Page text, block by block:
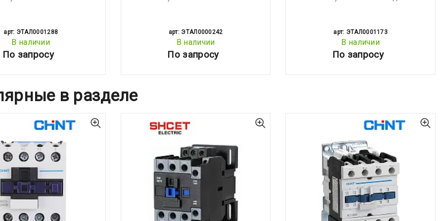
арт: ЭТАЛ0001288
В наличии
По запросу
арт: ЭТАЛ0000242
В наличии
По запросу
арт: ЭТАЛ0001173
В наличии
По запросу
в разделе